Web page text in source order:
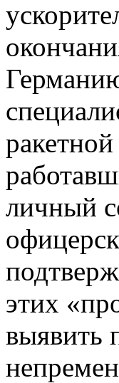
личный
этих
выявить